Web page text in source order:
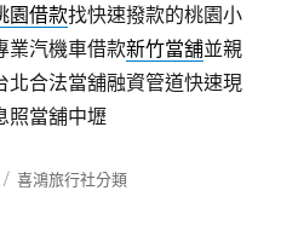
園借款找快速撥款的桃園小
業汽機車借款新竹當舖並親
北合法當舖融資管道快速現
照當舖中壢
分
喜鴻旅行社分類